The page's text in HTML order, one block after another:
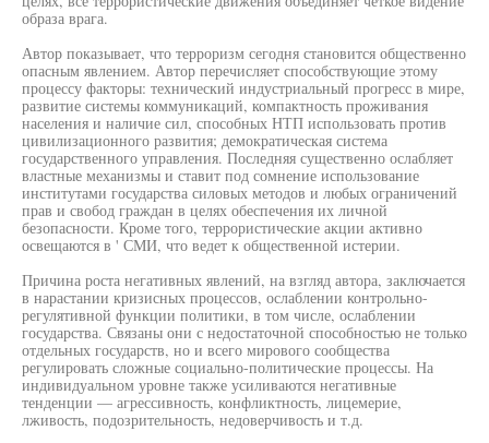
образа врага.
Автор показывает, что терроризм сегодня становится общественно
опасным явлением. Автор перечисляет способствующие этому
процессу факторы: технический индустриальный прогресс в мире,
развитие системы коммуникаций, компактность проживания
населения и наличие сил, способных НТП использовать против
цивилизационного развития; демократическая система
государственного управления. Последняя существенно ослабляет
властные механизмы и ставит под сомнение использование
институтами государства силовых методов и любых ограничений
прав и свобод граждан в целях обеспечения их личной
безопасности. Кроме того, террористические акции активно
освещаются в ' СМИ, что ведет к общественной истерии.
Причина роста негативных явлений, на взгляд автора, заключается
в нарастании кризисных процессов, ослаблении контрольно-
регулятивной функции политики, в том числе, ослаблении
государства. Связаны они с недостаточной способностью не только
отдельных государств, но и всего мирового сообщества
регулировать сложные социально-политические процессы. На
индивидуальном уровне также усиливаются негативные
тенденции — агрессивность, конфликтность, лицемерие,
лживость, подозрительность, недоверчивость и т.д.